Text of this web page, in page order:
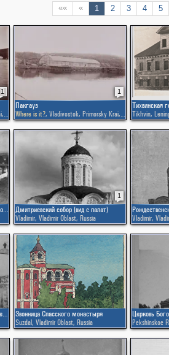
«« « 1 2 3 4 5
, Russia
1
Пакгауз
Where is it?, Vladivostok, Primorsky Krai, Russia
1
Тихвинская
Tikhvin,
Вид Троицкого и Благовещенского монастырей с колокольни Предтеченской церкви Дмитриевский собор (вид с палат)
Vladimir, Vladimir Oblast, Russia
1
Vladimir,
Христорождественская (крестовая) церковь Звонница Спасского монастыря
Suzdal, Vladimir Oblast, Russia Pekshinskoe